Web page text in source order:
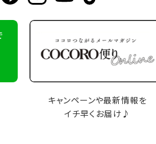
キャンペーンや最新情報を
イチ早くお届け♪